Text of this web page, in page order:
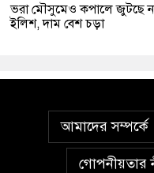
ভরা মৌসুমেও কপালে জুটছে
ইলিশ, দাম বেশ চড়া
আমাদের সম্পর্কে
গোপনীয়তার